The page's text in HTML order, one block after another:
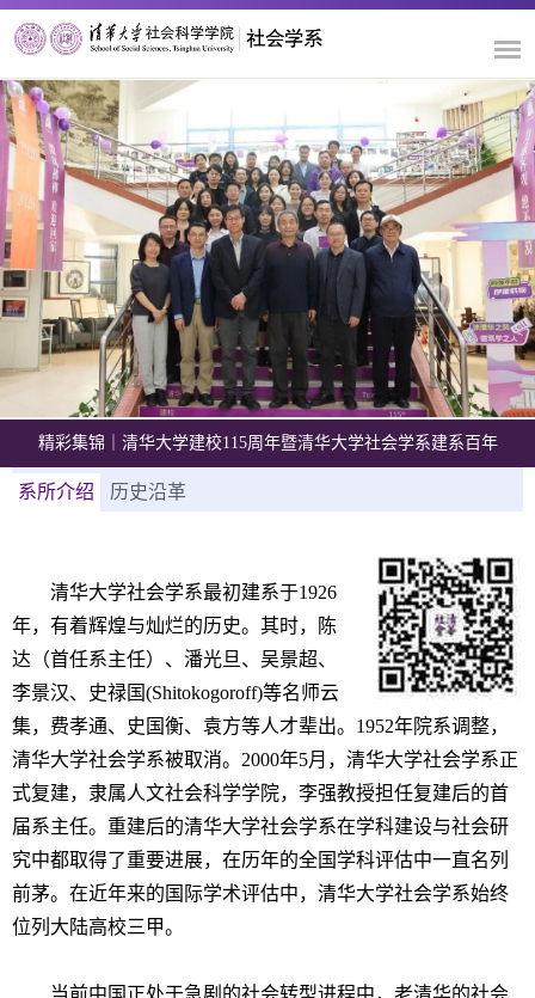
精彩集锦｜清华大学建校115周年暨清华大学社会学系建系百年
系所介绍 历史沿革
清华大学社会学系最初建系于1926
年，有着辉煌与灿烂的历史。其时，陈
达（首任系主任）、潘光旦、吴景超、
李景汉、史禄国(Shitokogoroff)等名师云
集，费孝通、史国衡、袁方等人才辈出。1952年院系调整，
清华大学社会学系被取消。2000年5月，清华大学社会学系正
式复建，隶属人文社会科学学院，李强教授担任复建后的首
届系主任。重建后的清华大学社会学系在学科建设与社会研
究中都取得了重要进展，在历年的全国学科评估中一直名列
前茅。在近年来的国际学术评估中，清华大学社会学系始终
位列大陆高校三甲。
当前中国正处于急剧的社会转型进程中，老清华的社会